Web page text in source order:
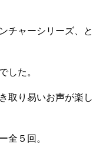
チャーシリーズ、と
した。
取り易いお声が楽し
全５回。